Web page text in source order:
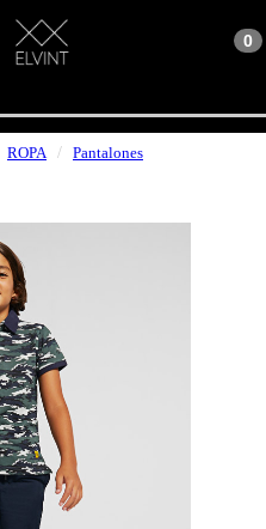
Toggle
0
A PARTIR DE 50€
ROPA Pantalones